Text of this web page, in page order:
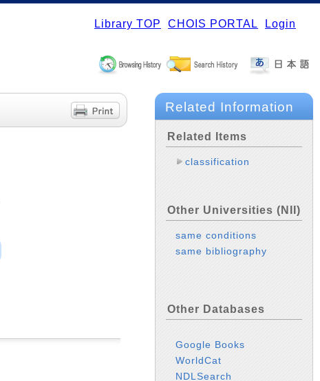
Library TOP CHOIS PORTAL Login
Related Information
Related Items
classification
Other Universities (NII)
same conditions
same bibliography
Other Databases
Google Books
WorldCat
NDLSearch